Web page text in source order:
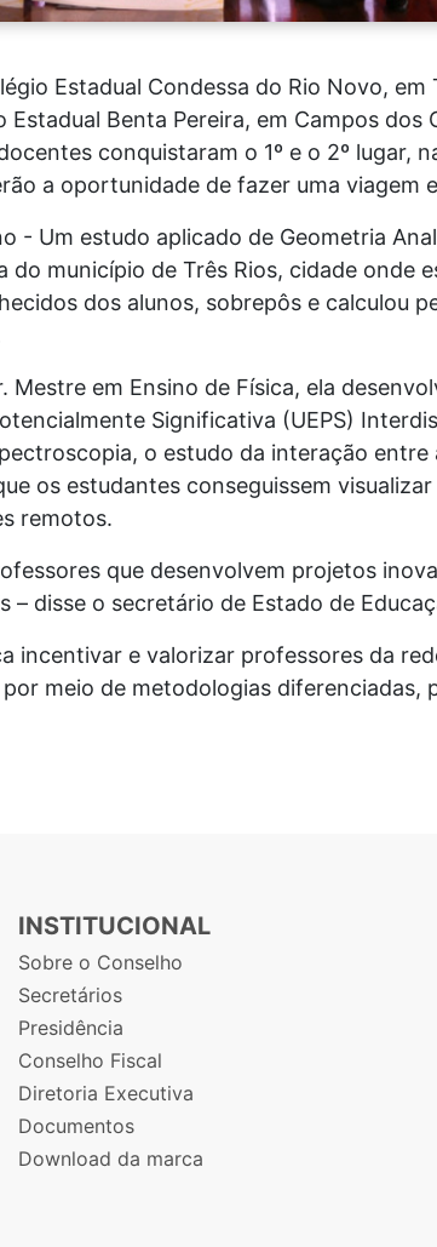
Estadual Condessa do Rio Novo,
Benta Pereira, em Campos
conquistaram o 1º e o 2º lugar,
a oportunidade de fazer uma viagem
- Um estudo aplicado de Geometria
município de Três Rios, cidade onde
dos alunos, sobrepôs e calculou
Mestre em Ensino de Física, ela
Significativa (UEPS)
o estudo da interação
os estudantes conseguissem
remotos.
que desenvolvem projetos
disse o secretário de Estado de
incentivar e valorizar professores da
meio de metodologias
INSTITUCIONAL
Sobre o Conselho
Secretários
Presidência
Conselho Fiscal
Diretoria Executiva
Documentos
Download da marca